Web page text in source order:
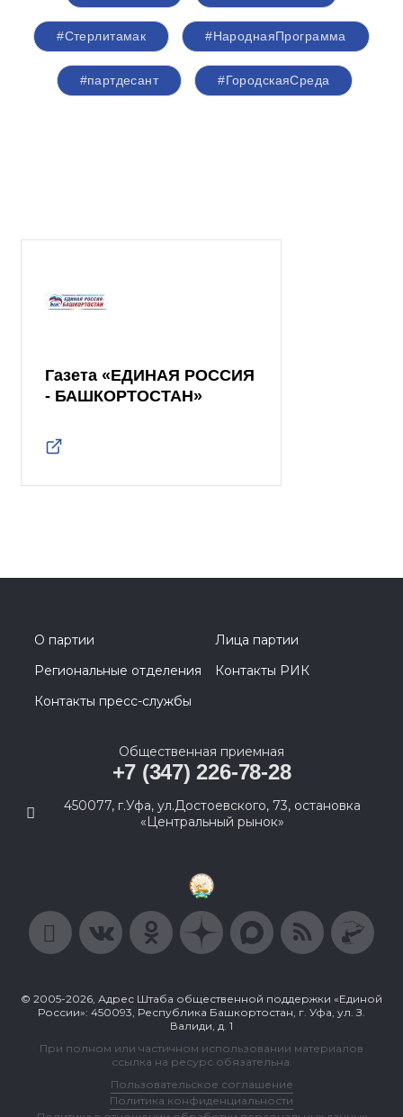
#Стерлитамак #НароднаяПрограмма
#партдесант #ГородскаяСреда
Газета «ЕДИНАЯ РОССИЯ
- БАШКОРТОСТАН»
О партии
Лица партии
Региональные отделения
Контакты РИК
Контакты пресс-службы
Общественная приемная
+7 (347) 226-78-28
450077, г.Уфа, ул.Достоевского, 73, остановка
«Центральный рынок»
© 2005-2026, Адрес Штаба общественной поддержки «Единой
России»: 450093, Республика Башкортостан, г. Уфа, ул. З.
Валиди, д. 1
При полном или частичном использовании материалов
ссылка на ресурс обязательна.
Пользовательское соглашение
Политика конфиденциальности